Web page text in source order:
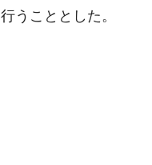
うこととした。